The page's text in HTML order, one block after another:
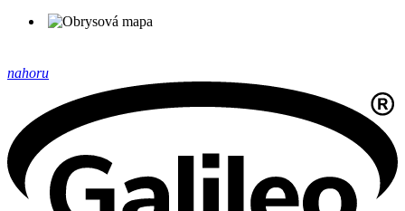
nahoru